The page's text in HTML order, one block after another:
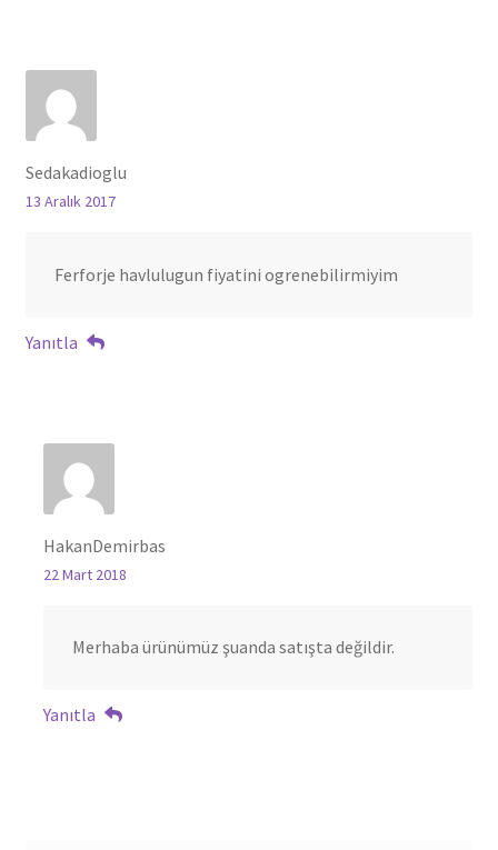
Sedakadioglu
13 Aralık 2017
Ferforje havlulugun fiyatini ogrenebilirmiyim
Yanıtla
HakanDemirbas
22 Mart 2018
Merhaba ürünümüz şuanda satışta değildir.
Yanıtla